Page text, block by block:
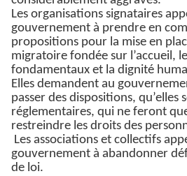
Les organisations signataires
gouvernement à prendre en
propositions pour la mise en
migratoire fondée sur l’accueil,
fondamentaux et la dignité
Elles demandent au
passer des dispositions, qu’elles
réglementaires, qui ne feront
restreindre les droits des
Les associations et collectifs
gouvernement à abandonner
de loi.